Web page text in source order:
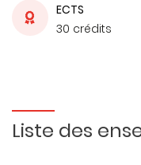
ECTS
30 crédits
Liste des